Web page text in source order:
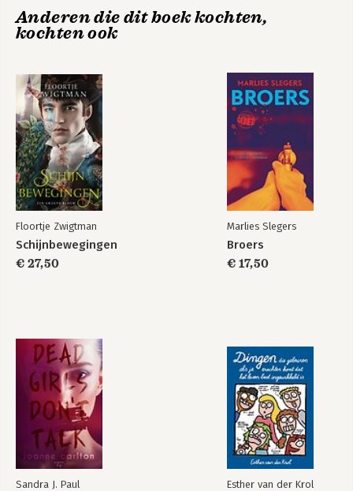
Anderen die dit boek kochten,
kochten ook
Floortje Zwigtman
Schijnbewegingen
€ 27,50
Marlies Slegers
Broers
€ 17,50
Sandra J. Paul Esther van der Krol